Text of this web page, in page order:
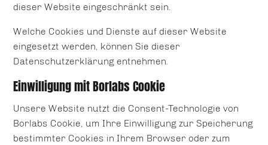
dieser Website eingeschränkt sein.
Welche Cookies und Dienste auf dieser Website
eingesetzt werden, können Sie dieser
Datenschutzerklärung entnehmen.
Einwilligung mit Borlabs Cookie
Unsere Website nutzt die Consent-Technologie von
Borlabs Cookie, um Ihre Einwilligung zur Speicherung
bestimmter Cookies in Ihrem Browser oder zum